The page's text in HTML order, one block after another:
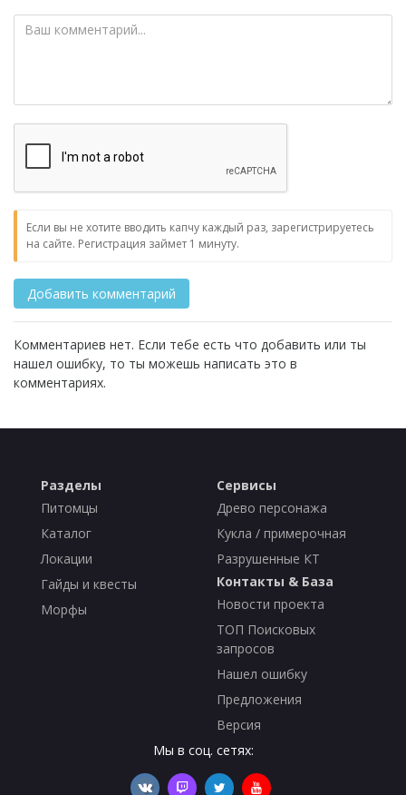
Если вы не хотите вводить капчу каждый раз, зарегистрируетесь
на сайте. Регистрация займет 1 минуту.
Комментариев нет. Если тебе есть что добавить или ты
нашел ошибку, то ты можешь написать это в
комментариях.
Разделы
Питомцы
Каталог
Локации
Гайды и квесты
Морфы
Сервисы
Древо персонажа
Кукла / примерочная
Разрушенные КТ
Контакты & База
Новости проекта
ТОП Поисковых
запросов
Нашел ошибку
Предложения
Версия
Мы в соц. сетях: